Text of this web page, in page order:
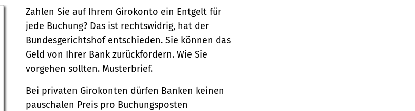
Zahlen Sie auf Ihrem Girokonto ein Entgelt für
jede Buchung? Das ist rechts­widrig, hat der
Bundes­gerichts­hof entschieden. Sie können das
Geld von Ihrer Bank zurück­fordern. Wie Sie
vorgehen sollten. Musterbrief.
Bei privaten Girokonten dürfen Banken keinen
pauschalen Preis pro Buchungsposten